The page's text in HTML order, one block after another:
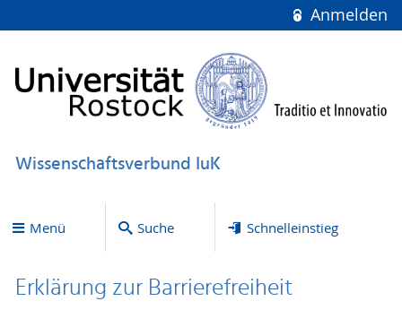
Anmelden
Wissenschaftsverbund IuK
Menü Suche Schnelleinstieg
Erklärung zur Bar­ri­e­re­frei­heit